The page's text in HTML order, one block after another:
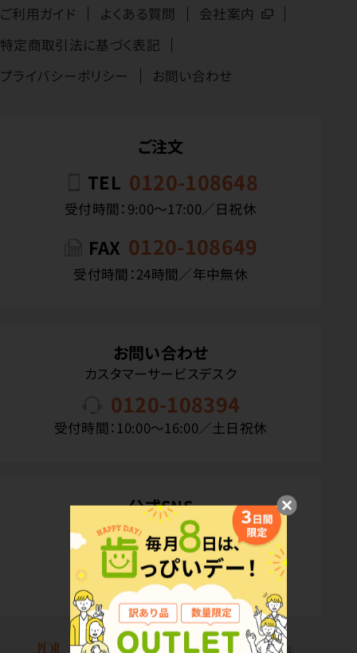
ご利用ガイド よくある質問
会社案内
特定商取引法に基づく表記
プライバシーポリシー
お問い合わせ
ご注文
TEL 0120-108648
受付時間：9:00〜17:00／日祝休
FAX 0120-108649
受付時間：24時間／年中無休
お問い合わせ
カスタマーサービスデスク
0120-108394
受付時間：10:00〜16:00／土日祝休
公式SNS
Copyright(C) P.D.R. Co.,Ltd. All Rights Reserved.